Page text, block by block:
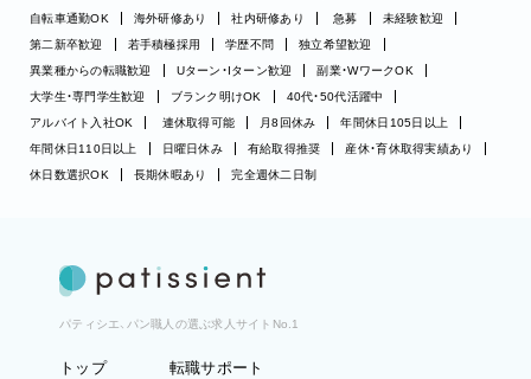
自転車通勤OK
海外研修あり 社内研修あり 急募
未経験歓迎
第二新卒歓迎
若手積極採用 学歴不問
独立希望歓迎
異業種からの転職歓迎
Uターン・Iターン歓迎
副業・WワークOK
大学生・専門学生歓迎
ブランク明けOK
40代・50代活躍中
アルバイト入社OK
連休取得可能 月8回休み
年間休日105日以上
年間休日110日以上
日曜日休み 有給取得推奨
産休・育休取得実績あり
休日数選択OK
長期休暇あり 完全週休二日制
パティシエ、パン職人の選ぶ求人サイトNo.1
トップ
転職サポート